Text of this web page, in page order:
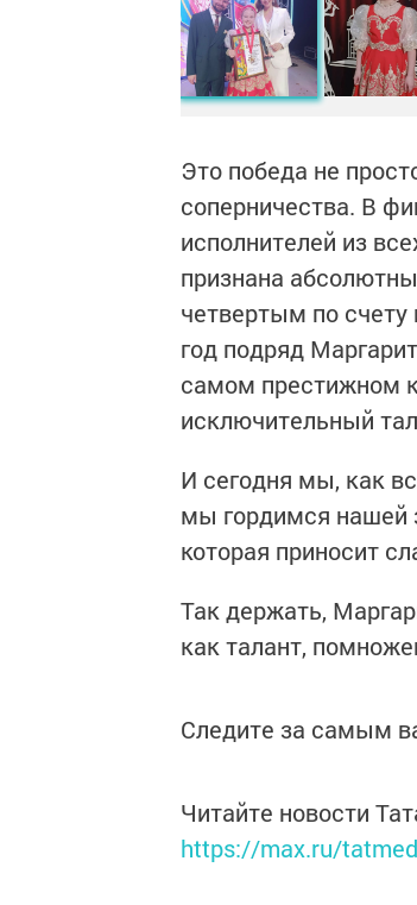
Это победа не
соперничества. В
исполнителей из
признана
четвертым по
год подряд
самом престижном
исключительный
И сегодня мы, как
мы гордимся нашей
которая приносит
Так держать,
как талант,
Следите за самым
Читайте новости
https://max.ru/